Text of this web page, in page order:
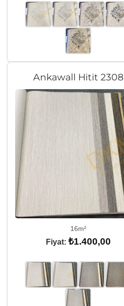
Ankawall Hitit 2308
16m²
Fiyat: ₺1.400,00